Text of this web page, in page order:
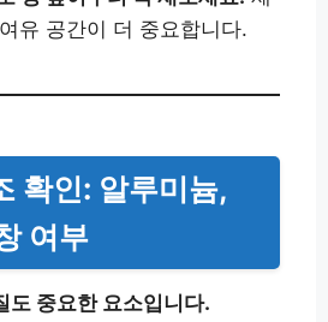
유 공간이 더 중요합니다.
확인: 알루미늄,
여부
도 중요한 요소입니다.